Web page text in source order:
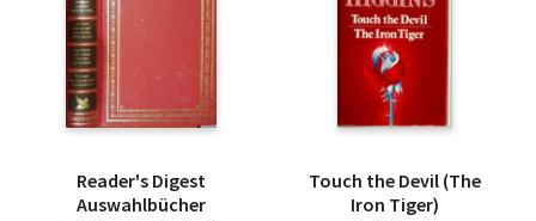
Reader's Digest
Auswahlbücher
Touch the Devil (The
Iron Tiger)